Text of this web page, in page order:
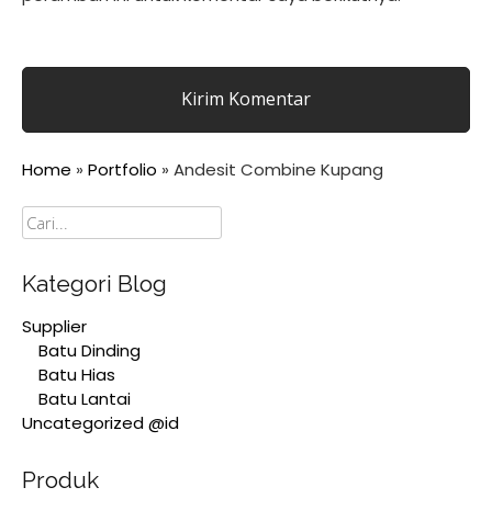
Home » Portfolio » Andesit Combine Kupang
Cari
Kategori Blog
Supplier
Batu Dinding
Batu Hias
Batu Lantai
Uncategorized @id
Produk